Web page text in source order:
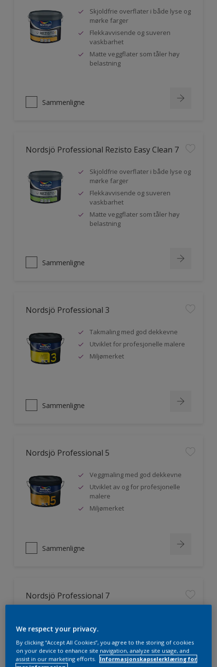
Skjoldfrie overflater i både lyse og
mørke farger
Flekkavvisende og suveren
vaskbarhet
Matte veggflater som tåler høy
belastning
Sammenligne
Nordsjö Professional Rezisto Easy Clean 7
Skjoldfrie overflater i både lyse og
mørke farger
Flekkavvisende og suveren
vaskbarhet
Matte veggflater som tåler høy
belastning
Sammenligne
Nordsjö Professional 3
Takmaling med god dekkevne
Utviklet for profesjonelle malere
Miljømerket
Sammenligne
Nordsjö Professional 5
Veggmaling med god dekkevne
Utviklet av og for profesjonelle
malere
Miljømerket
Sammenligne
Nordsjö Professional 7
Lett å påføre og fordele
Jevnere og finere finish, også i
mørke farger
We respect your privacy.
By clicking “Accept All Cookies”, you agree to the storing of cookies
on your device to enhance site navigation, analyze site usage, and
assist in our marketing efforts.
Informasjonskapselerklæring for